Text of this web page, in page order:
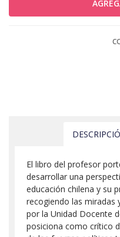
El libro del profesor
desarrollar una
educación chilena y su
recogiendo las miradas
por la Unidad Docente
posiciona como crítico